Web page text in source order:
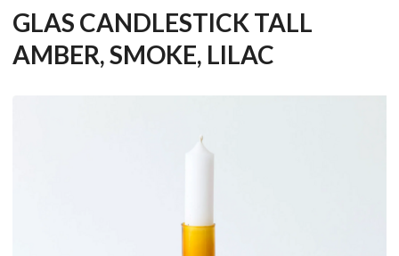
GLAS CANDLESTICK TALL
AMBER, SMOKE, LILAC